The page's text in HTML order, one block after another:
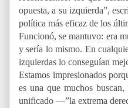
opuesta, a su izquierda”,
política más eficaz de los
Funcionó, se mantuvo: era
y sería lo mismo. En
izquierdas lo conseguían
Estamos impresionados
es una que muchos
unificado —”la extrema